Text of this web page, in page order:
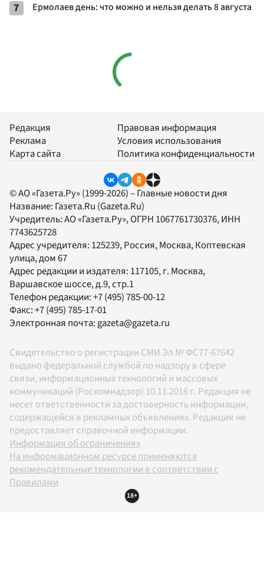
7 Ермолаев день: что можно и нельзя делать 8 августа
Редакция
Реклама
Карта сайта
Правовая информация
Условия использования
Политика конфиденциальности
© АО «Газета.Ру» (1999-2026) – Главные новости дня
Название: Газета.Ru (Gazeta.Ru)
Учредитель:АО «Газета.Ру», ОГРН 1067761730376, ИНН
7743625728
Адрес учредителя: 125239, Россия, Москва, Коптевская
улица, дом 67
Адрес редакции и издателя: 117105, г. Москва,
Варшавское шоссе, д.9, стр.1
Телефон редакции:+7 (495) 785-00-12
Факс:+7 (495) 785-17-01
Электронная почта: gazeta@gazeta.ru
Свидетельство о регистрации СМИ Эл № ФС77-67642
выдано федеральной службой по надзору в сфере
связи, информационных технологий и массовых
коммуникаций (Роскомнадзор) 10.11.2016 г. Редакция не
несет ответственности за достоверность информации,
содержащейся в рекламных объявлениях. Редакция не
предоставляет справочной информации.
Информация об ограничениях
На информационном ресурсе применяются
рекомендательные технологии в соответствии с
Правилами
18+